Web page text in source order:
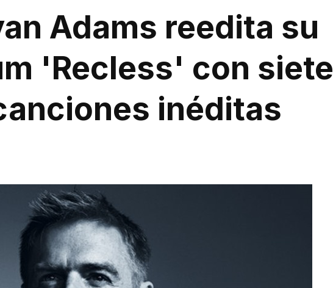
Adams reedita su
'Recless' con siete
inéditas